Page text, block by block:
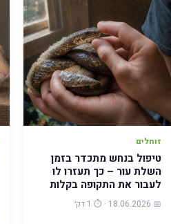
זוחלים
טיפול בנחש מתכדר בזמן
השלת עור – כך תעזרו לו
לעבור את התקופה בקלות
📅 18.06.2026 · ⏱️ 1 דק׳